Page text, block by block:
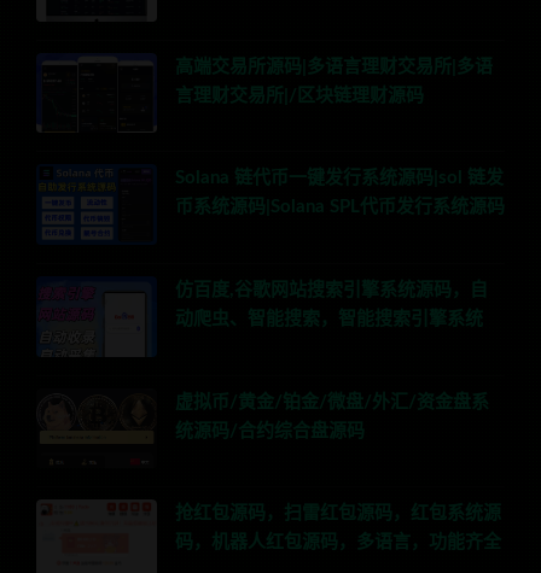
高端交易所源码|多语言理财交易所|多语
言理财交易所|/区块链理财源码
Solana 链代币一键发行系统源码|sol 链发
币系统源码|Solana SPL代币发行系统源码
仿百度,谷歌网站搜索引擎系统源码，自
动爬虫、智能搜索，智能搜索引擎系统
虚拟币/黄金/铂金/微盘/外汇/资金盘系
统源码/合约综合盘源码
抢红包源码，扫雷红包源码，红包系统源
码，机器人红包源码，多语言，功能齐全